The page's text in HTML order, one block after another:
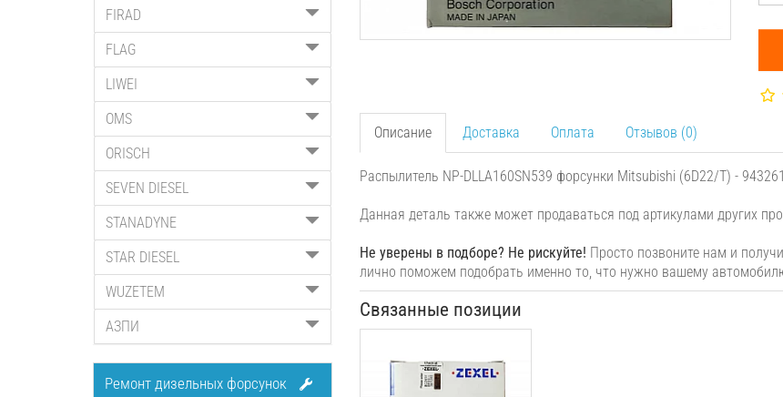
FIRAD
FLAG
LIWEI
OMS
ORISCH
SEVEN DIESEL
STANADYNE
STAR DIESEL
WUZETEM
АЗПИ
Ремонт дизельных форсунок
Описание Доставка Оплата Отзывов (0)
Распылитель NP-DLLA160SN539 форсунки Mitsubishi (6D22/T) -
Данная деталь также может продаваться под артикулами других
Не уверены в подборе? Не рискуйте! Просто позвоните нам и
лично поможем подобрать именно то, что нужно вашему
Связанные позиции